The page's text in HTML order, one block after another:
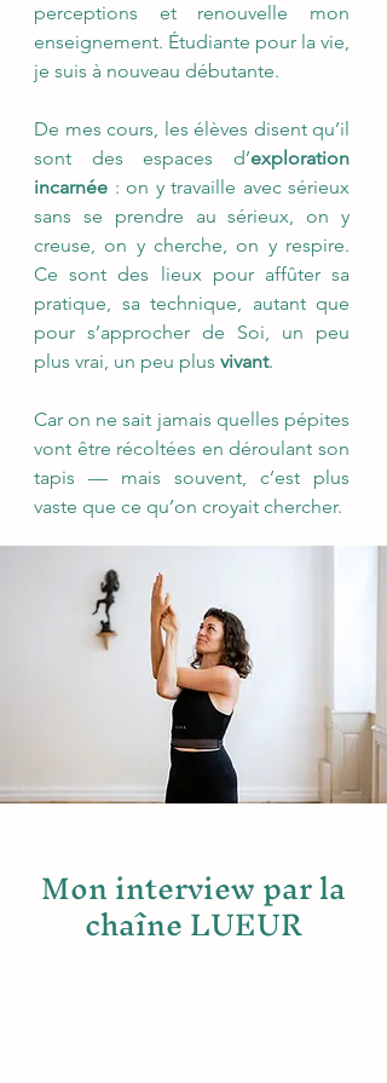
perceptions et renouvelle mon
enseignement. Étudiante pour la vie,
je suis à nouveau débutante.
De mes cours, les élèves disent qu’il
sont des espaces d’exploration
incarnée : on y travaille avec sérieux
sans se prendre au sérieux, on y
creuse, on y cherche, on y respire.
Ce sont des lieux pour affûter sa
pratique, sa technique, autant que
pour s’approcher de Soi, un peu
plus vrai, un peu plus vivant.
Car on ne sait jamais quelles pépites
vont être récoltées en déroulant son
tapis — mais souvent, c’est plus
vaste que ce qu’on croyait chercher.
Mon interview par la
chaîne LUEUR